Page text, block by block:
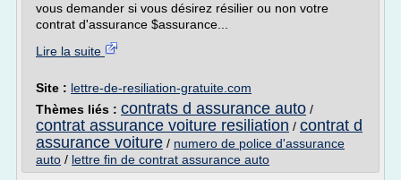
vous demander si vous désirez résilier ou non votre
contrat d'assurance $assurance...
Lire la suite
Site : lettre-de-resiliation-gratuite.com
Thèmes liés : contrats d assurance auto /
contrat assurance voiture resiliation / contrat d
assurance voiture / numero de police d'assurance
auto / lettre fin de contrat assurance auto